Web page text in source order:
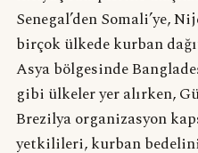
Senegal’den Somali’ye,
birçok ülkede kurban
Asya bölgesinde
gibi ülkeler yer alırken,
Brezilya organizasyon
yetkilileri, kurban